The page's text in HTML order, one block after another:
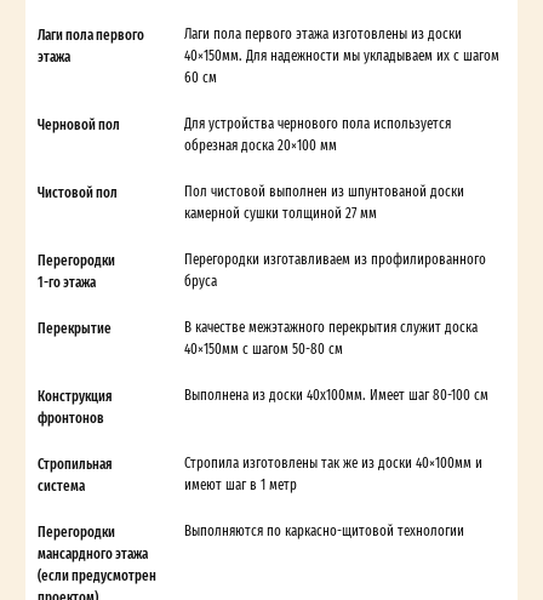
Лаги пола первого
этажа
Лаги пола первого этажа изготовлены из доски
40×150мм. Для надежности мы укладываем их с шагом
60 см
Черновой пол
Для устройства чернового пола используется
обрезная доска 20×100 мм
Чистовой пол
Пол чистовой выполнен из шпунтованой доски
камерной сушки толщиной 27 мм
Перегородки
1-го этажа
Перегородки изготавливаем из профилированного
бруса
Перекрытие
В качестве межэтажного перекрытия служит доска
40×150мм с шагом 50-80 см
Конструкция
фронтонов
Выполнена из доски 40х100мм. Имеет шаг 80-100 см
Стропильная
система
Стропила изготовлены так же из доски 40×100мм и
имеют шаг в 1 метр
Перегородки
мансардного этажа
(если предусмотрен
Выполняются по каркасно-щитовой технологии